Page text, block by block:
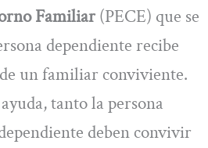
Familiar (PECE) que se
dependiente recibe
un familiar conviviente.
tanto la persona
deben convivir